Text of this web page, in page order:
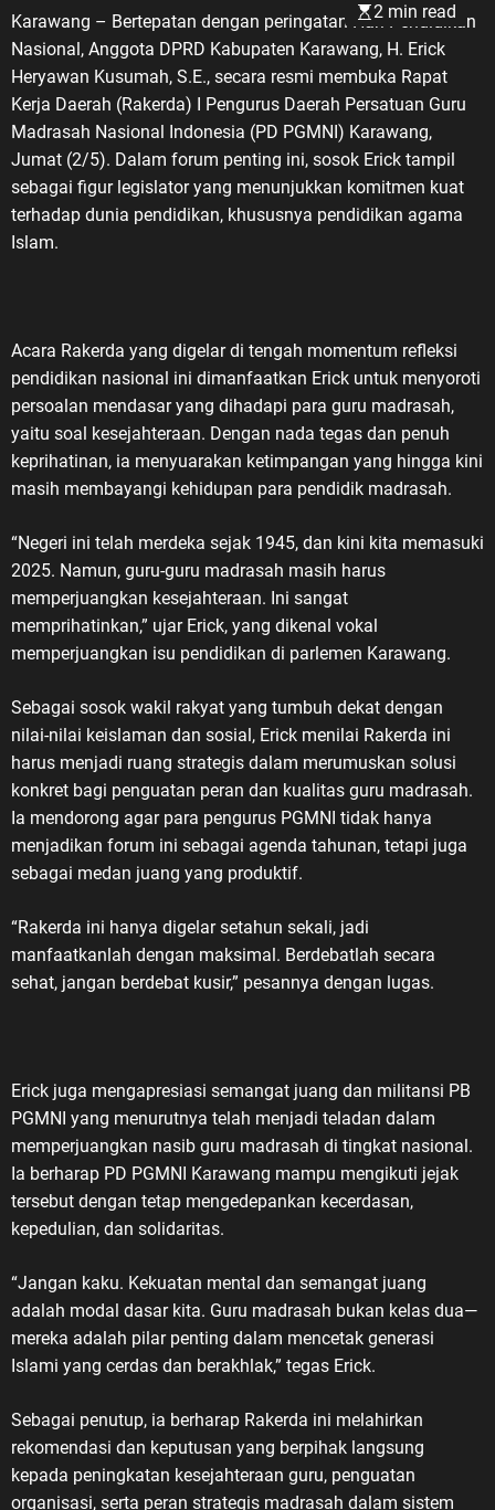
2 min read
Karawang – Bertepatan dengan peringatan Hari Pendidikan
Nasional, Anggota DPRD Kabupaten Karawang, H. Erick
Heryawan Kusumah, S.E., secara resmi membuka Rapat
Kerja Daerah (Rakerda) I Pengurus Daerah Persatuan Guru
Madrasah Nasional Indonesia (PD PGMNI) Karawang,
Jumat (2/5). Dalam forum penting ini, sosok Erick tampil
sebagai figur legislator yang menunjukkan komitmen kuat
terhadap dunia pendidikan, khususnya pendidikan agama
Islam.
Acara Rakerda yang digelar di tengah momentum refleksi
pendidikan nasional ini dimanfaatkan Erick untuk menyoroti
persoalan mendasar yang dihadapi para guru madrasah,
yaitu soal kesejahteraan. Dengan nada tegas dan penuh
keprihatinan, ia menyuarakan ketimpangan yang hingga kini
masih membayangi kehidupan para pendidik madrasah.
“Negeri ini telah merdeka sejak 1945, dan kini kita memasuki
2025. Namun, guru-guru madrasah masih harus
memperjuangkan kesejahteraan. Ini sangat
memprihatinkan,” ujar Erick, yang dikenal vokal
memperjuangkan isu pendidikan di parlemen Karawang.
Sebagai sosok wakil rakyat yang tumbuh dekat dengan
nilai-nilai keislaman dan sosial, Erick menilai Rakerda ini
harus menjadi ruang strategis dalam merumuskan solusi
konkret bagi penguatan peran dan kualitas guru madrasah.
Ia mendorong agar para pengurus PGMNI tidak hanya
menjadikan forum ini sebagai agenda tahunan, tetapi juga
sebagai medan juang yang produktif.
“Rakerda ini hanya digelar setahun sekali, jadi
manfaatkanlah dengan maksimal. Berdebatlah secara
sehat, jangan berdebat kusir,” pesannya dengan lugas.
Erick juga mengapresiasi semangat juang dan militansi PB
PGMNI yang menurutnya telah menjadi teladan dalam
memperjuangkan nasib guru madrasah di tingkat nasional.
Ia berharap PD PGMNI Karawang mampu mengikuti jejak
tersebut dengan tetap mengedepankan kecerdasan,
kepedulian, dan solidaritas.
“Jangan kaku. Kekuatan mental dan semangat juang
adalah modal dasar kita. Guru madrasah bukan kelas dua—
mereka adalah pilar penting dalam mencetak generasi
Islami yang cerdas dan berakhlak,” tegas Erick.
Sebagai penutup, ia berharap Rakerda ini melahirkan
rekomendasi dan keputusan yang berpihak langsung
kepada peningkatan kesejahteraan guru, penguatan
organisasi, serta peran strategis madrasah dalam sistem